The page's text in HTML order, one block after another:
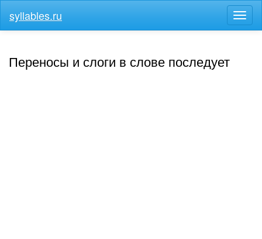
меню
syllables.ru
Переносы и слоги в слове последует